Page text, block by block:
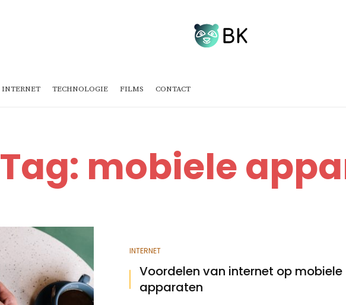
INTERNET TECHNOLOGIE FILMS CONTACT
Tag: mobiele
INTERNET
Voordelen van internet op mobiele
apparaten